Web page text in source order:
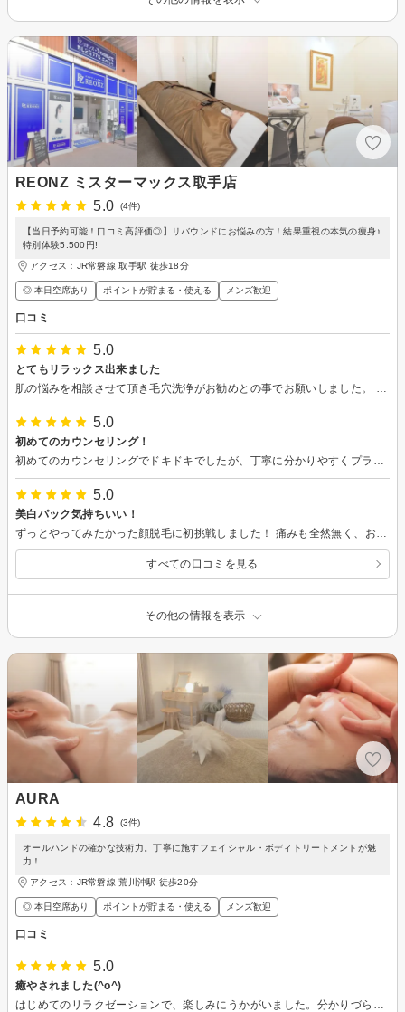
REONZ ミスターマックス取手店
5.0
(4件)
【当日予約可能！口コミ高評価◎】リバウンドにお悩みの方！結果重視の本気の痩身♪
特別体験5.500円!
アクセス：JR常磐線 取手駅 徒歩18分
◎ 本日空席あり ポイントが貯まる・使える メンズ歓迎
口コミ
5.0
とてもリラックス出来ました
5.0
初めてのカウンセリング！
5.0
美白パック気持ちいい！
すべての口コミを見る
その他の情報を表示
AURA
4.8
(3件)
オールハンドの確かな技術力。丁寧に施すフェイシャル・ボディトリートメントが魅
力！
アクセス：JR常磐線 荒川沖駅 徒歩20分
◎ 本日空席あり ポイントが貯まる・使える メンズ歓迎
口コミ
5.0
癒やされました(^o^)